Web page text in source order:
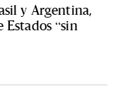
y Argentina,
“sin